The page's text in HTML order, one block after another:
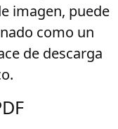
imagen, puede
como un
de descarga